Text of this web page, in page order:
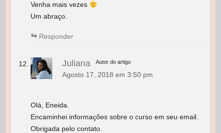
Venha mais vezes
Um abraço.
Responder
Juliana Autor do artigo
Agosto 17, 2018 em 3:50 pm
Olá, Eneida.
Encaminhei informações sobre o curso em seu email.
Obrigada pelo contato.